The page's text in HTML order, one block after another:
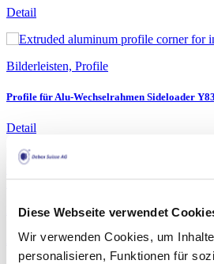
Diese Webseite verwendet
Wir verwenden Cookies, um
personalisieren, Funktionen für
Detail
Bilderleisten, Profile
Profile für Alu-Wechselrahmen Sideloader
Detail
Bilderleisten, Profile
Alu Profile für Galerierahmen 8880